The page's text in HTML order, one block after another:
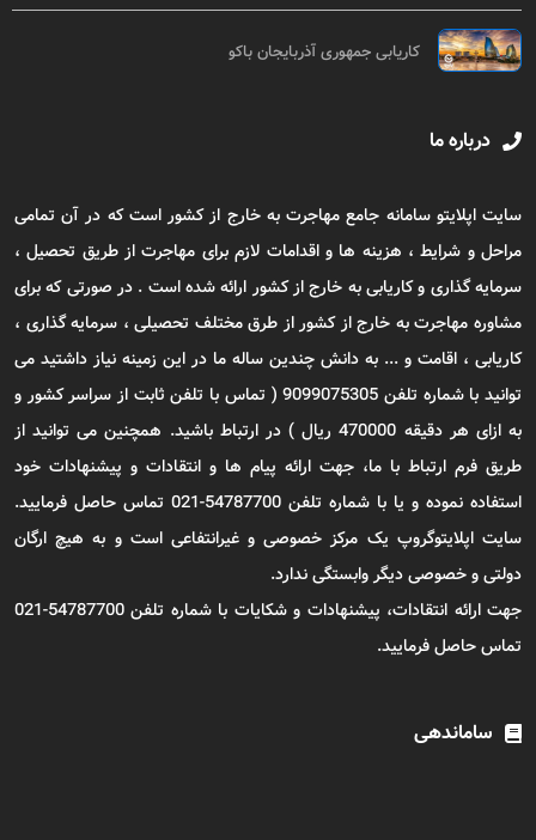
کاریابی جمهوری آذربایجان باکو
درباره ما
سایت اپلایتو سامانه جامع مهاجرت به خارج از کشور است که در آن تمامی
مراحل و شرایط ، هزینه ها و اقدامات لازم برای مهاجرت از طریق تحصیل ،
سرمایه گذاری و کاریابی به خارج از کشور ارائه شده است . در صورتی که برای
مشاوره مهاجرت به خارج از کشور از طرق مختلف تحصیلی ، سرمایه گذاری ،
کاریابی ، اقامت و ... به دانش چندین ساله ما در این زمینه نیاز داشتید می
توانید با شماره تلفن 9099075305 ( تماس با تلفن ثابت از سراسر کشور و
به ازای هر دقیقه 470000 ریال ) در ارتباط باشید. همچنین می توانید از
طریق فرم ارتباط با ما، جهت ارائه پیام ها و انتقادات و پیشنهادات خود
استفاده نموده و یا با شماره تلفن 54787700-021 تماس حاصل فرمایید.
سایت اپلایتوگروپ یک مرکز خصوصی و غیرانتفاعی است و به هیچ ارگان
دولتی و خصوصی دیگر وابستگی ندارد.
جهت ارائه انتقادات، پیشنهادات و شکایات با شماره تلفن 54787700-021
تماس حاصل فرمایید.
ساماندهی